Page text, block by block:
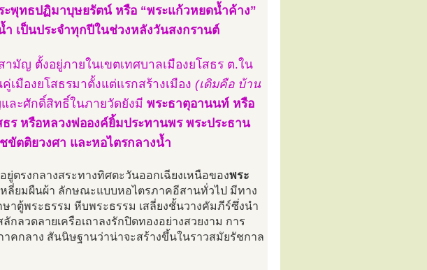
พุทธปฏิมาบุษยรัตน์ หรือ “พระแก้วหยดน้ำค้าง”
เป็นประจำทุกปีในช่วงหลังวันสงกรานต์
มัญ ตั้งอยู่ภายในเขตเทศบาลเมืองยโสธร ต.ใน
เมืองยโสธรมาตั้งแต่แรกสร้างเมือง (เดิมคือ บ้าน
ละศักดิ์สิทธิ์ในภายวัดยังมี พระธาตุอานนท์ หรือ
ร หรือหลวงพ่อองค์ยิ้มประทานพร พระประธาน
ขัตติยวงศา และหอไตรกลางน้ำ
ยู่ตรงกลางสระทางทิศตะวันออกเฉียงเหนือของพระ
หลี่ยมผืนผ้า ลักษณะแบบหอไตรภาคอีสานทั่วไป มีทาง
าตู้พระธรรม หีบพระธรรม เสลี่ยงชั้นวางคัมภีร์ซึ่งนำ
ลวดลายเครือเถาลงรักปิดทองอย่างสวยงาม การ
คกลาง สันนิษฐานว่าน่าจะสร้างขึ้นในราวสมัยรัชกาล